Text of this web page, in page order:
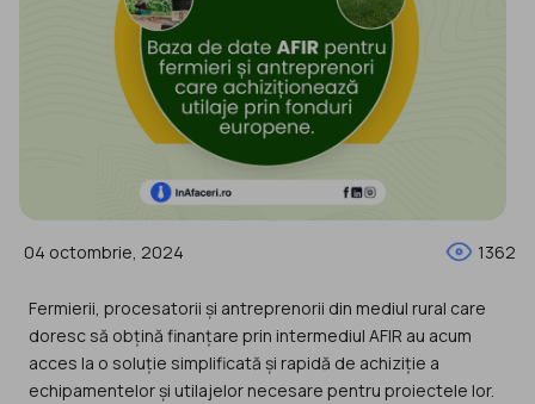
04 octombrie, 2024 1362
Fermierii, procesatorii și antreprenorii din mediul rural care
doresc să obțină finanțare prin intermediul AFIR au acum
acces la o soluție simplificată și rapidă de achiziție a
echipamentelor și utilajelor necesare pentru proiectele lor.